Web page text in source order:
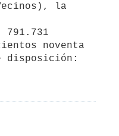
la
noventa
disposición: